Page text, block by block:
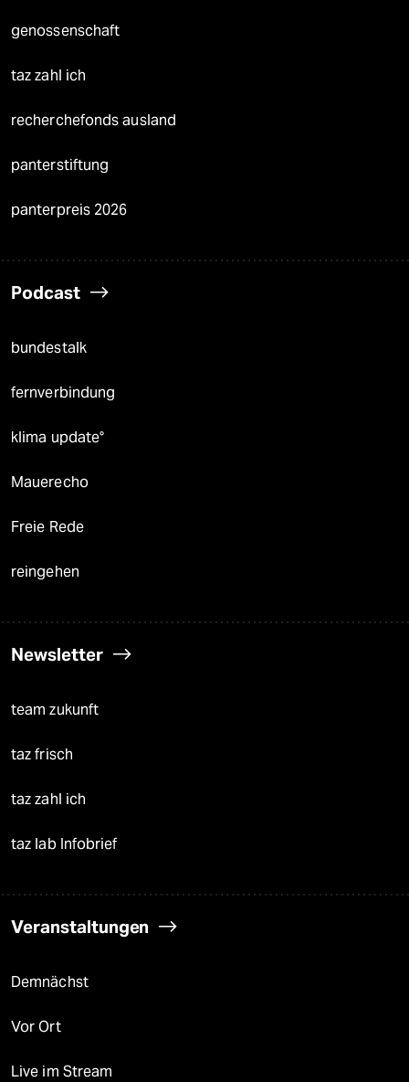
genossenschaft
taz zahl ich
recherchefonds ausland
panterstiftung
panterpreis 2026
Podcast
bundestalk
fernverbindung
klima update°
Mauerecho
Freie Rede
reingehen
Newsletter
team zukunft
taz frisch
taz zahl ich
taz lab Infobrief
Veranstaltungen
Demnächst
Vor Ort
Live im Stream